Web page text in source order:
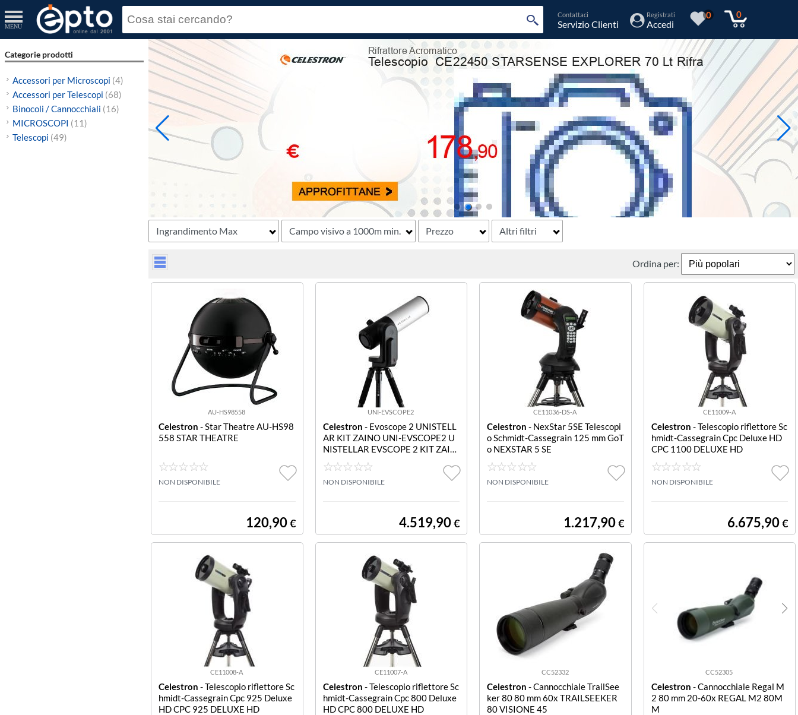
MENU
Contattaci
Servizio Clienti
Registrati
Accedi
0 0
Categorie prodotti
Accessori per Microscopi (4)
Accessori per Telescopi (68)
Binocoli / Cannocchiali (16)
MICROSCOPI (11)
Telescopi (49)
Ingrandimento Max Campo visivo a 1000m min. Prezzo Altri filtri
Ordina per:
AU-HS98558
Celestron - Star Theatre AU-HS98
558 STAR THEATRE
NON DISPONIBILE
120,90€
UNI-EVSCOPE2
Celestron - Evoscope 2 UNISTELL
AR KIT ZAINO UNI-EVSCOPE2 U
NISTELLAR EVSCOPE 2 KIT ZAIN
O
NON DISPONIBILE
4.519,90€
CE11036-DS-A
Celestron - NexStar 5SE Telescopi
o Schmidt-Cassegrain 125 mm GoT
o NEXSTAR 5 SE
NON DISPONIBILE
1.217,90€
CE11009-A
Celestron - Telescopio riflettore Sc
hmidt-Cassegrain Cpc Deluxe HD
CPC 1100 DELUXE HD
NON DISPONIBILE
6.675,90€
CE11008-A
Celestron - Telescopio riflettore Sc
hmidt-Cassegrain Cpc 925 Deluxe
HD CPC 925 DELUXE HD
CE11007-A
Celestron - Telescopio riflettore Sc
hmidt-Cassegrain Cpc 800 Deluxe
HD CPC 800 DELUXE HD
CC52332
Celestron - Cannocchiale TrailSee
ker 80 80 mm 60x TRAILSEEKER
80 VISIONE 45
CC52305
Celestron - Cannocchiale Regal M
2 80 mm 20-60x REGAL M2 80M
M